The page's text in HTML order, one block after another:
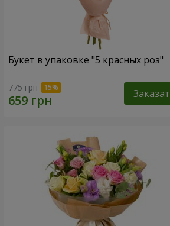
Букет в упаковке "5 красных роз"
775 грн